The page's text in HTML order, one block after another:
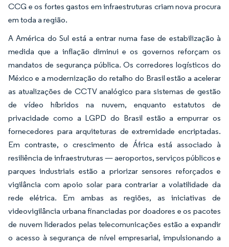
CCG e os fortes gastos em infraestruturas criam nova procura
em toda a região.
A América do Sul está a entrar numa fase de estabilização à
medida que a inflação diminui e os governos reforçam os
mandatos de segurança pública. Os corredores logísticos do
México e a modernização do retalho do Brasil estão a acelerar
as atualizações de CCTV analógico para sistemas de gestão
de vídeo híbridos na nuvem, enquanto estatutos de
privacidade como a LGPD do Brasil estão a empurrar os
fornecedores para arquiteturas de extremidade encriptadas.
Em contraste, o crescimento de África está associado à
resiliência de infraestruturas — aeroportos, serviços públicos e
parques industriais estão a priorizar sensores reforçados e
vigilância com apoio solar para contrariar a volatilidade da
rede elétrica. Em ambas as regiões, as iniciativas de
videovigilância urbana financiadas por doadores e os pacotes
de nuvem liderados pelas telecomunicações estão a expandir
o acesso à segurança de nível empresarial, impulsionando a